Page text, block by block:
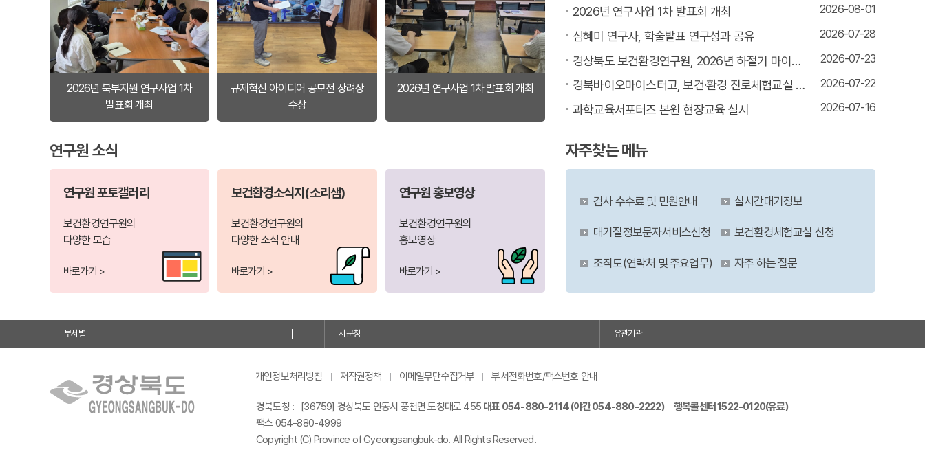
2026년 북부지원 연구사업 1차
발표회 개최
규제혁신 아이디어 공모전 장려상
수상
2026년 연구사업 1차 발표회 개최
2026년 연구사업 1차 발표회 개최 2026-08-01
심혜미 연구사, 학술발표 연구성과 공유 2026-07-28
경상북도 보건환경연구원, 2026년 하절기 마이스터 아카데미 교육 실시 2026-07-23
경북바이오마이스터고, 보건·환경 진로체험교실 운영 2026-07-22
과학교육서포터즈 본원 현장교육 실시 2026-07-16
연구원 소식
연구원 포토갤러리
보건환경연구원의
다양한 모습
바로가기 >
보건환경소식지(소리샘)
보건환경연구원의
다양한 소식 안내
바로가기 >
연구원 홍보영상
보건환경연구원의
홍보영상
바로가기 >
자주찾는 메뉴
검사 수수료 및 민원안내 실시간대기정보
대기질정보문자서비스신청 보건환경체험교실 신청
조직도(연락처 및 주요업무) 자주 하는 질문
부서별 시군청 유관기관
개인정보처리방침 저작권정책 이메일무단수집거부 부서전화번호/팩스번호 안내
경북도청 : [36759] 경상북도 안동시 풍천면 도청대로 455 대표 054-880-2114 (야간 054-880-2222)
행복콜센터 1522-0120(유료)
팩스 054-880-4999
Copyright (C) Province of Gyeongsangbuk-do. All Rights Reserved.